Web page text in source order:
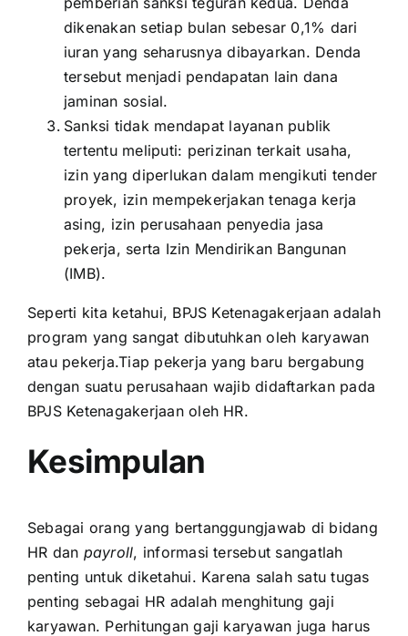
dikenakan setiap bulan sebesar 0,1% dari
iuran yang seharusnya dibayarkan. Denda
tersebut menjadi pendapatan lain dana
jaminan sosial.
Sanksi tidak mendapat layanan publik
tertentu meliputi: perizinan terkait usaha,
izin yang diperlukan dalam mengikuti tender
proyek, izin mempekerjakan tenaga kerja
asing, izin perusahaan penyedia jasa
pekerja, serta Izin Mendirikan Bangunan
(IMB).
Seperti kita ketahui, BPJS Ketenagakerjaan adalah
program yang sangat dibutuhkan oleh karyawan
atau pekerja.Tiap pekerja yang baru bergabung
dengan suatu perusahaan wajib didaftarkan pada
BPJS Ketenagakerjaan oleh HR.
Kesimpulan
Sebagai orang yang bertanggungjawab di bidang
HR dan payroll, informasi tersebut sangatlah
penting untuk diketahui. Karena salah satu tugas
penting sebagai HR adalah menghitung gaji
karyawan. Perhitungan gaji karyawan juga harus